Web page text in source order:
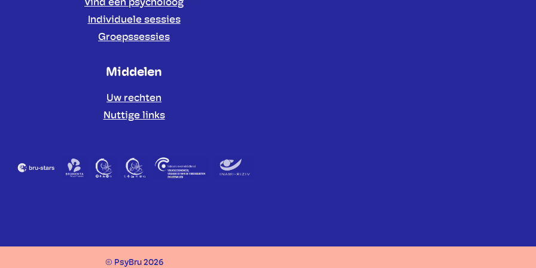
Vind een psycholoog
Individuele sessies
Groepssessies
Middelen
Uw rechten
Nuttige links
© PsyBru 2026